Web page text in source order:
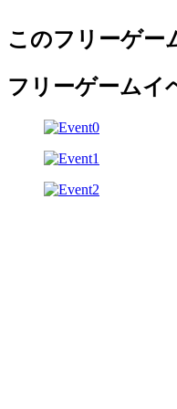
このフリーゲー
フリーゲームイ